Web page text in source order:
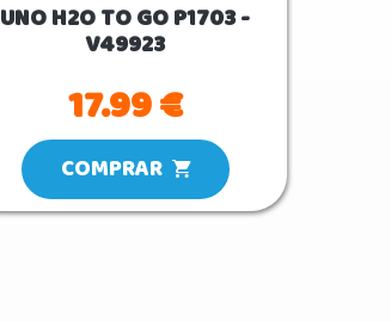
UNO H2O TO GO P1703 -
V49923
17.99 €
COMPRAR